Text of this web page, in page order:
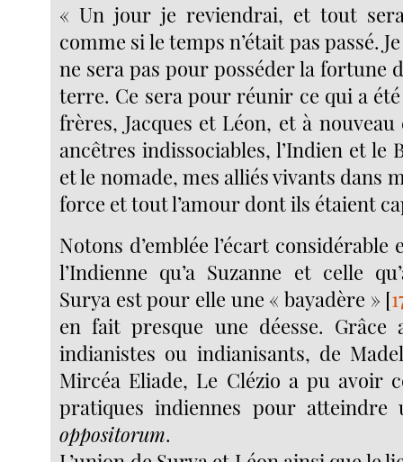
« Un jour je reviendrai, et tout
comme si le temps n’était pas passé.
ne sera pas pour posséder la fortune
terre. Ce sera pour réunir ce qui a
frères, Jacques et Léon, et à
ancêtres indissociables, l’Indien et le
et le nomade, mes alliés vivants dans
force et tout l’amour dont ils étaient
Notons d’emblée l’écart
l’Indienne qu’a Suzanne et celle
Surya est pour elle une « bayadère » [
en fait presque une déesse. Grâce
indianistes ou indianisants, de
Mircéa Eliade, Le Clézio a pu avoir
pratiques indiennes pour
oppositorum.